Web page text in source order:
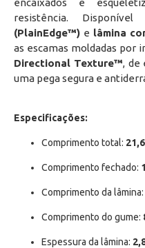
encaixados e
resistência.
(PlainEdge™) e lâmina
as escamas moldadas por
Directional Texture™, de
uma pega segura e
Especificações:
Comprimento total:
Comprimento fechado:
Comprimento da lâmina:
Comprimento do gume:
Espessura da lâmina: